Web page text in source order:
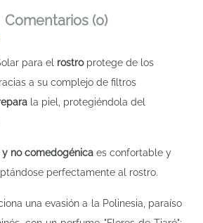
Comentarios (0)
para el rostroprotege de los
a su complejo de filtros
la piel, protegiéndola del
y no comedogénica es confortable y
perfectamente al rostro.
una evasión a la Polinesia, paraíso